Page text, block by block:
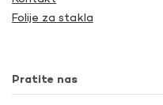
Folije za stakla
Pratite nas